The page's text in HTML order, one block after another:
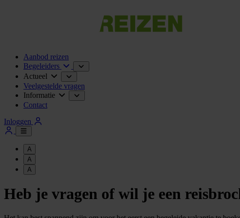
Aanbod reizen
Begeleiders
Actueel
Veelgestelde vragen
Informatie
Contact
Inloggen
A
A
A
Heb je vragen of wil je een